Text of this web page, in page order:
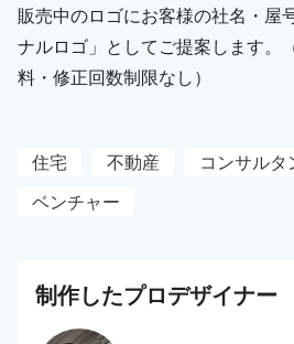
販売中のロゴにお客様の社名・屋
ナルロゴ」としてご提案します。
料・修正回数制限なし）
住宅 不動産 コンサルタ
ベンチャー
制作したプロデザイナー